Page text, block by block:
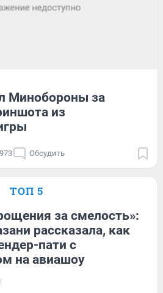
Минобороны за
из
973 Обсудить
ТОП 5
за смелость»:
рассказала, как
пати с
на авиашоу